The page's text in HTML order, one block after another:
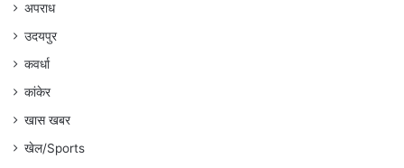
अपराध
उदयपुर
कवर्धा
कांकेर
खास खबर
खेल/Sports